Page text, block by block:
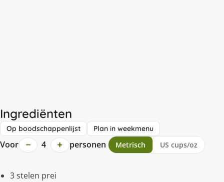
Ingrediënten
Op boodschappenlijst Plan in weekmenu
Voor − 4 + personen Metrisch US cups/oz
3 stelen prei